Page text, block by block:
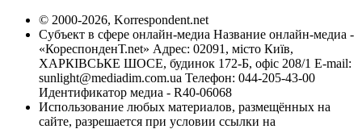
© 2000-2026, Korrespondent.net
Субъект в сфере онлайн-медиа Название онлайн-медиа -
«КореспонденТ.net» Адрес: 02091, місто Київ,
ХАРКІВСЬКЕ ШОСЕ, будинок 172-Б, офіс 208/1 E-mail:
sunlight@mediadim.com.ua Телефон: 044-205-43-00
Идентификатор медиа - R40-06068
Использование любых материалов, размещённых на
сайте, разрешается при условии ссылки на